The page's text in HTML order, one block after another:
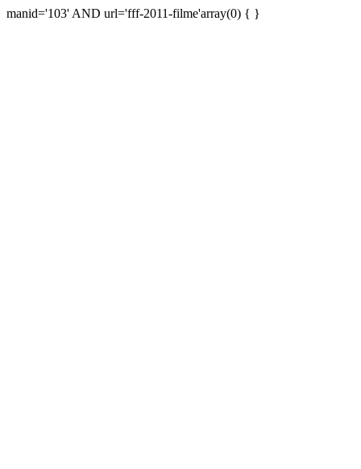
manid='103' AND url='fff-2011-filme'array(0) { }